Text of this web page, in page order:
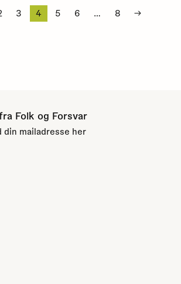
3 4 5 6 … 8 →
Folk og Forsvar
din mailadresse her